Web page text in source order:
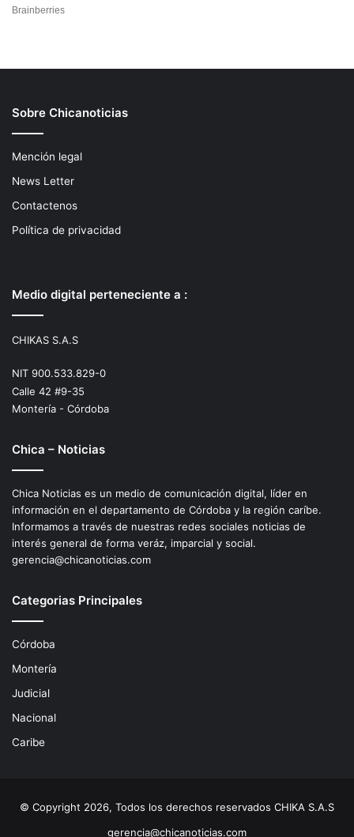
Sobre Chicanoticias
Mención legal
News Letter
Contactenos
Política de privacidad
Medio digital perteneciente a :
CHIKAS S.A.S
NIT 900.533.829-0
Calle 42 #9-35
Montería - Córdoba
Chica – Noticias
Chica Noticias es un medio de comunicación digital, líder en
información en el departamento de Córdoba y la región caríbe.
Informamos a través de nuestras redes sociales noticias de
interés general de forma veráz, imparcial y social.
gerencia@chicanoticias.com
Categorias Principales
Córdoba
Montería
Judicial
Nacional
Caribe
© Copyright 2026, Todos los derechos reservados CHIKA S.A.S
gerencia@chicanoticias.com